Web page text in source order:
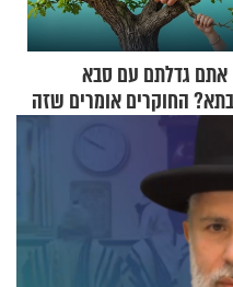
אתם גדלתם עם סבא
החוקרים אומרים שזה
מנצח